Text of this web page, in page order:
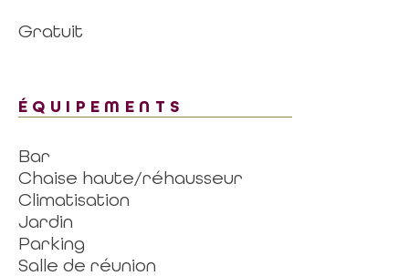
Gratuit
ÉQUIPEMENTS
Bar
Chaise haute/réhausseur
Climatisation
Jardin
Parking
Salle de réunion